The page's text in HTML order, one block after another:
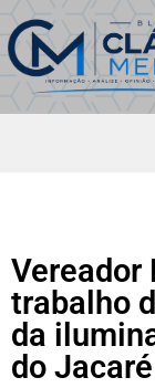
Vereador
trabalho
da
do